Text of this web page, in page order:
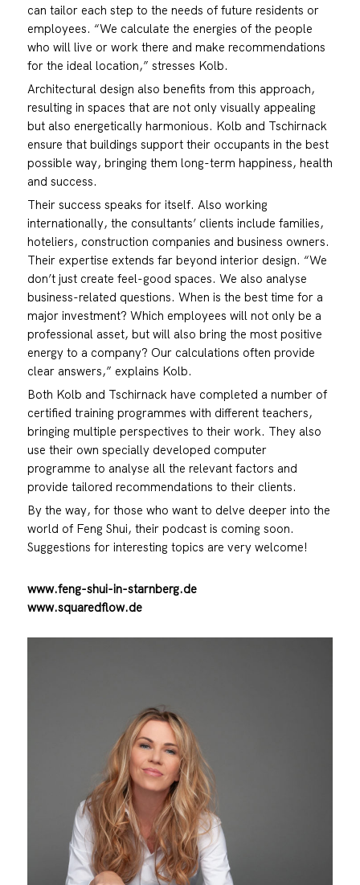
can tailor each step to the needs of future residents or
employees. “We calculate the energies of the people
who will live or work there and make recommendations
for the ideal location,” stresses Kolb.
Architectural design also benefits from this approach,
resulting in spaces that are not only visually appealing
but also energetically harmonious. Kolb and Tschirnack
ensure that buildings support their occupants in the best
possible way, bringing them long-term happiness, health
and success.
Their success speaks for itself. Also working
internationally, the consultants’ clients include families,
hoteliers, construction companies and business owners.
Their expertise extends far beyond interior design. “We
don’t just create feel-good spaces. We also analyse
business-related questions. When is the best time for a
major investment? Which employees will not only be a
professional asset, but will also bring the most positive
energy to a company? Our calculations often provide
clear answers,” explains Kolb.
Both Kolb and Tschirnack have completed a number of
certified training programmes with different teachers,
bringing multiple perspectives to their work. They also
use their own specially developed computer
programme to analyse all the relevant factors and
provide tailored recommendations to their clients.
By the way, for those who want to delve deeper into the
world of Feng Shui, their podcast is coming soon.
Suggestions for interesting topics are very welcome!
www.feng-shui-in-starnberg.de
www.squaredflow.de